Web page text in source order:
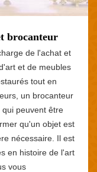
brocanteur
de l'achat et
et de meubles
tout en
un brocanteur
peuvent être
qu'un objet est
nécessaire. Il est
en histoire de l'art
vous